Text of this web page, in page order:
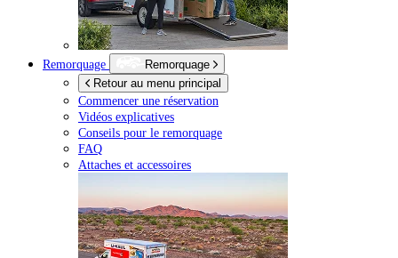
Remorquage
Remorquage
Retour au menu principal
Commencer une réservation
Vidéos explicatives
Conseils pour le remorquage
FAQ
Attaches et accessoires